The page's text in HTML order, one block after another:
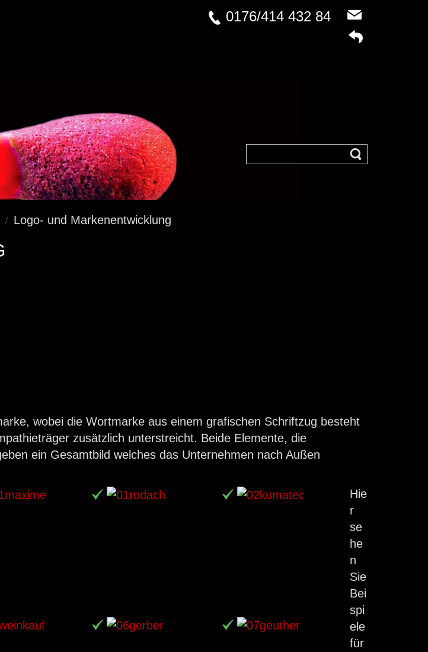
0176/414 432 84
Logo- und Markenentwicklung
wobei die Wortmarke aus einem grafischen Schriftzug besteht
zusätzlich unterstreicht. Beide Elemente, die
ein Gesamtbild welches das Unternehmen nach Außen
Hie
r
se
he
n
Sie
Bei
spi
ele
für